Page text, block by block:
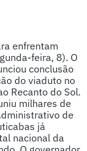
enfrentam
feira, 8). O
conclusão
do viaduto no
Recanto do Sol.
milhares de
de
já
nacional da